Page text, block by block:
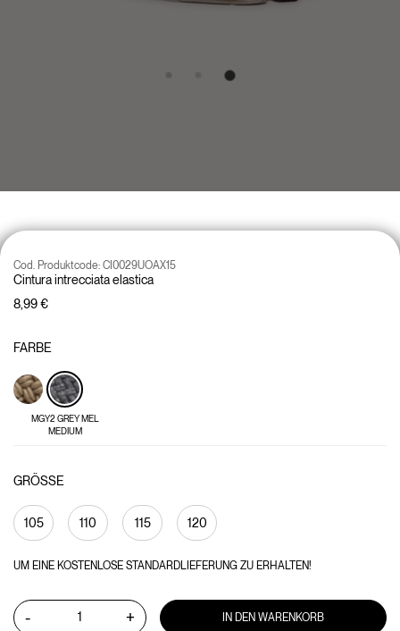
Cintura intrecciata elastica
Cod. Produktcode: CI0029UOAX15
8,99 €
FARBE
MGY2 GREY MEL
MEDIUM
GRÖSSE
105 110 115 120
UM EINE KOSTENLOSE STANDARDLIEFERUNG ZU ERHALTEN!
- + IN DEN WARENKORB